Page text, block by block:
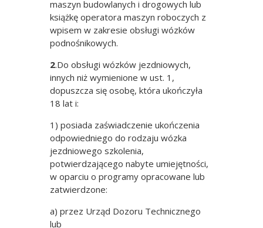
maszyn budowlanych i drogowych lub
książkę operatora maszyn roboczych z
wpisem w zakresie obsługi wózków
podnośnikowych.
2.Do obsługi wózków jezdniowych,
innych niż wymienione w ust. 1,
dopuszcza się osobę, która ukończyła
18 lat i:
1) posiada zaświadczenie ukończenia
odpowiedniego do rodzaju wózka
jezdniowego szkolenia,
potwierdzającego nabyte umiejętności,
w oparciu o programy opracowane lub
zatwierdzone:
a) przez Urząd Dozoru Technicznego
lub